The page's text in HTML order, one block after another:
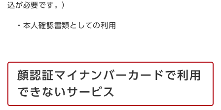
込が必要です。）
・本人確認書類としての利用
顔認証マイナンバーカードで利用
できないサービス